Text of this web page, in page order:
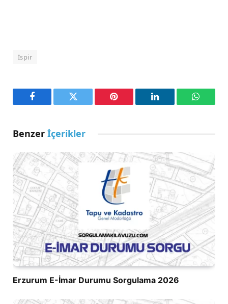
İspir
Facebook Twitter Pinterest LinkedIn
Benzer İçerikler
Erzurum E-İmar Durumu Sorgulama 2026